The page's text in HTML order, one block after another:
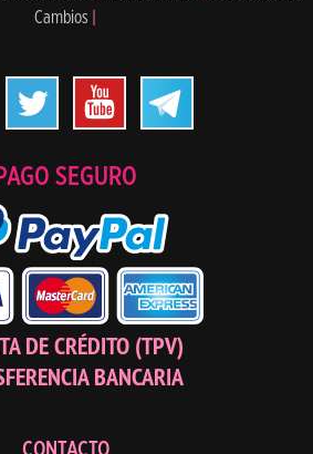
Cambios
PAGO SEGURO
DE CRÉDITO (TPV)
BANCARIA
CONTACTO